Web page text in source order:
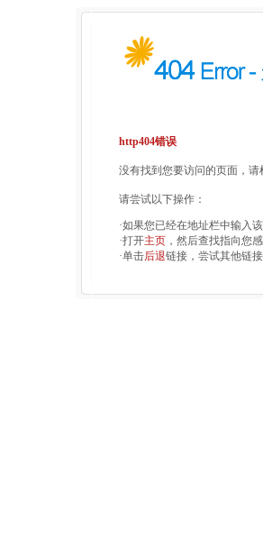
http404错误
没有找到您要访问的页面，
请尝试以下操作：
·如果您已经在地址栏中输入
·打开主页 ，然后查找指向您
·单击后退链接，尝试其他链